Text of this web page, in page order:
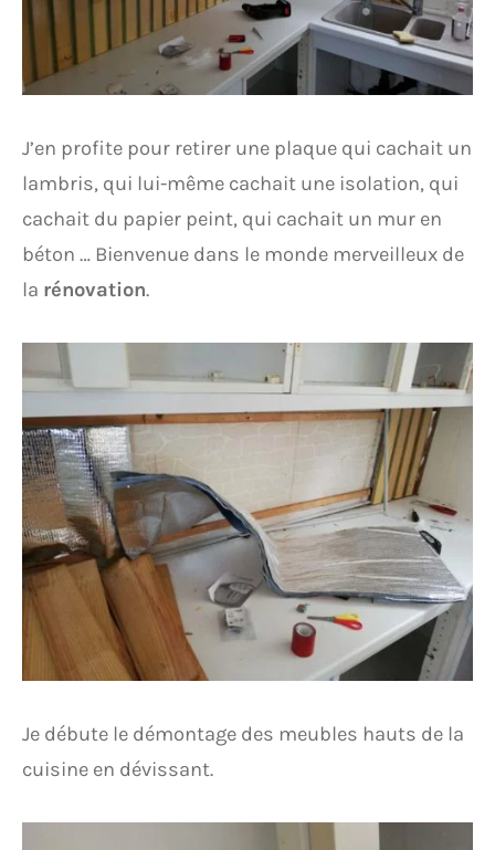
J’en profite pour retirer une plaque qui cachait un
lambris, qui lui-même cachait une isolation, qui
cachait du papier peint, qui cachait un mur en
béton … Bienvenue dans le monde merveilleux de
la rénovation.
Je débute le démontage des meubles hauts de la
cuisine en dévissant.